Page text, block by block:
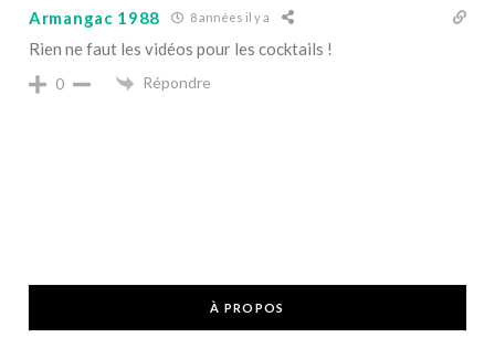
Armangac 1988 8 années il y a
Rien ne faut les vidéos pour les cocktails !
0 Répondre
À PROPOS